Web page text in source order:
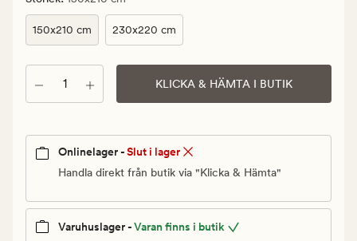
150x210 cm 230x220 cm
Antal KLICKA & HÄMTA I BUTIK
Onlinelager -Slut i lager
Handla direkt från butik via "Klicka & Hämta"
Varuhuslager -Varan finns i butik